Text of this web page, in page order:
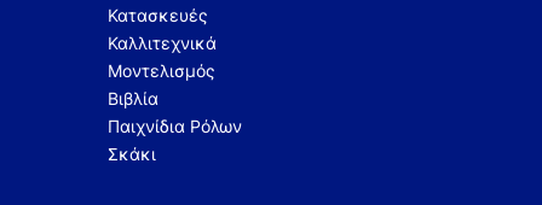
Κατασκευές
Καλλιτεχνικά
Μοντελισμός
Βιβλία
Παιχνίδια Ρόλων
Σκάκι